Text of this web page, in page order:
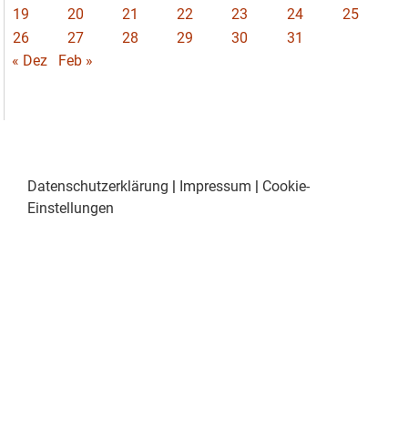
19
20 21 22 23 24
25
26
27 28 29 30
31
« Dez
Feb »
Datenschutzerklärung | Impressum | Cookie-
Einstellungen